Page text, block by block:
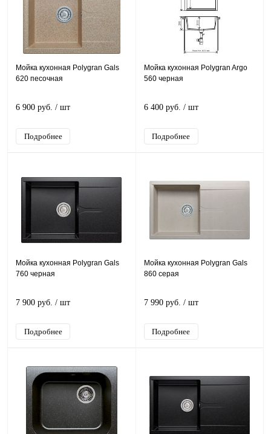
Мойка кухонная Polygran Gals
620 песочная
6 900 руб. / шт
Подробнее
Мойка кухонная Polygran Argo
560 черная
6 400 руб. / шт
Подробнее
Мойка кухонная Polygran Gals
760 черная
7 900 руб. / шт
Подробнее
Мойка кухонная Polygran Gals
860 серая
7 990 руб. / шт
Подробнее